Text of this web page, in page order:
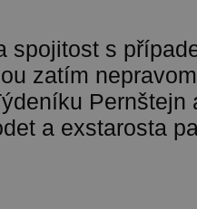
spojitost s
zatím
Pernštejn
a exstarosta